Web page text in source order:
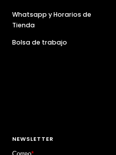
Whatsapp y Horarios de
Tienda
Bolsa de trabajo
NEWSLETTER